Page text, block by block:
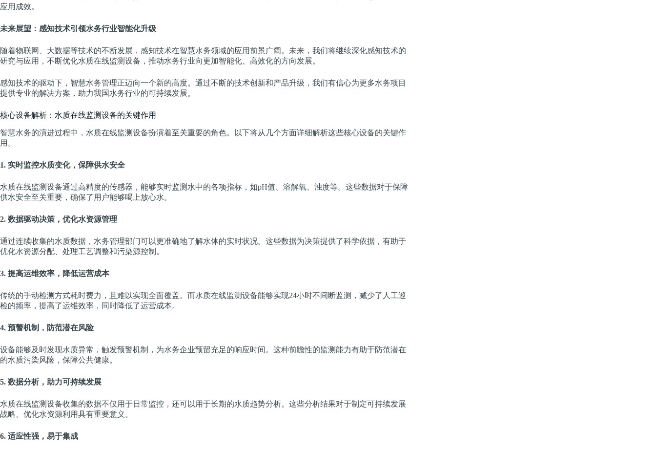
应用成效。
未来展望：感知技术引领水务行业智能化升级
随着物联网、大数据等技术的不断发展，感知技术在智慧水务领域的应用前景广阔。未来，我们将继续深化感知技术的
研究与应用，不断优化水质在线监测设备，推动水务行业向更加智能化、高效化的方向发展。
感知技术的驱动下，智慧水务管理正迈向一个新的高度。通过不断的技术创新和产品升级，我们有信心为更多水务项目
提供专业的解决方案，助力我国水务行业的可持续发展。
核心设备解析：水质在线监测设备的关键作用
智慧水务的演进过程中，水质在线监测设备扮演着至关重要的角色。以下将从几个方面详细解析这些核心设备的关键作
用。
1. 实时监控水质变化，保障供水安全
水质在线监测设备通过高精度的传感器，能够实时监测水中的各项指标，如pH值、溶解氧、浊度等。这些数据对于保障
供水安全至关重要，确保了用户能够喝上放心水。
2. 数据驱动决策，优化水资源管理
通过连续收集的水质数据，水务管理部门可以更准确地了解水体的实时状况。这些数据为决策提供了科学依据，有助于
优化水资源分配、处理工艺调整和污染源控制。
3. 提高运维效率，降低运营成本
传统的手动检测方式耗时费力，且难以实现全面覆盖。而水质在线监测设备能够实现24小时不间断监测，减少了人工巡
检的频率，提高了运维效率，同时降低了运营成本。
4. 预警机制，防范潜在风险
设备能够及时发现水质异常，触发预警机制，为水务企业预留充足的响应时间。这种前瞻性的监测能力有助于防范潜在
的水质污染风险，保障公共健康。
5. 数据分析，助力可持续发展
水质在线监测设备收集的数据不仅用于日常监控，还可以用于长期的水质趋势分析。这些分析结果对于制定可持续发展
战略、优化水资源利用具有重要意义。
6. 适应性强，易于集成